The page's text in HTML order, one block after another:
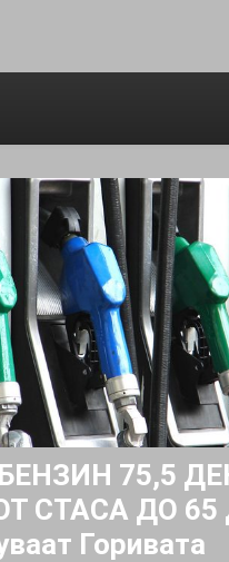
75,5
СТАСА ДО
Горивата